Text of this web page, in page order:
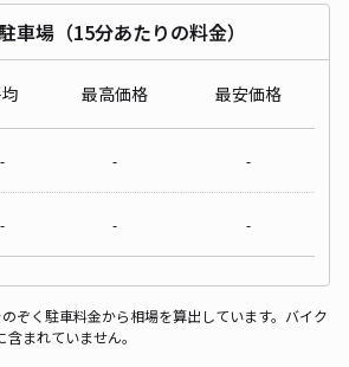
車場（15分あたりの料金）
最高価格 最安価格
- - -
- - -
ぞく駐車料金から相場を算出しています。バイク
まれていません。